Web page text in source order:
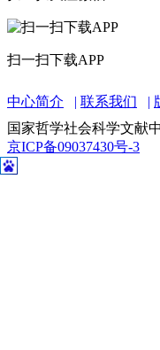
扫一扫下载APP
中心简介 联系我们
国家哲学社会科学文献
京ICP备09037430号-3